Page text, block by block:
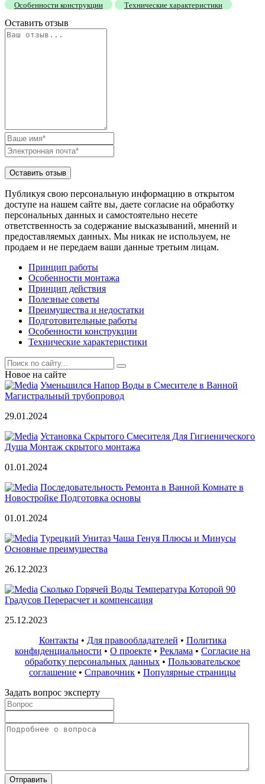
Особенности конструкции
Технические характеристики
Оставить отзыв
Публикуя свою персональную информацию в открытом
доступе на нашем сайте вы, даете согласие на обработку
персональных данных и самостоятельно несете
ответственность за содержание высказываний, мнений и
предоставляемых данных. Мы никак не используем, не
продаем и не передаем ваши данные третьим лицам.
Принцип работы
Особенности монтажа
Принцип действия
Полезные советы
Преимущества и недостатки
Подготовительные работы
Особенности конструкции
Технические характеристики
Новое на сайте
Уменьшился Напор Воды в Смесителе в Ванной
Магистральный трубопровод
29.01.2024
Установка Скрытого Смесителя Для Гигиенического
Душа Монтаж скрытого монтажа
01.01.2024
Последовательность Ремонта в Ванной Комнате в
Новостройке Подготовка основы
01.01.2024
Турецкий Унитаз Чаша Генуя Плюсы и Минусы
Основные преимущества
26.12.2023
Сколько Горячей Воды Температура Которой 90
Градусов Перерасчет и компенсация
25.12.2023
Контакты• Для правообладателей • Политика
конфиденциальности • О проекте • Реклама • Согласие на
обработку персональных данных • Пользовательское
соглашение • Справочник • Популярные страницы
Задать вопрос эксперту